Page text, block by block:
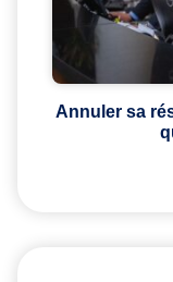
Annuler sa